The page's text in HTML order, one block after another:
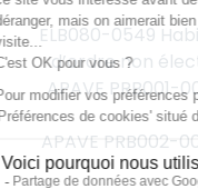
ELB080-0549
d’ordre non
APAVE PRB001-
APAVE PRB002-